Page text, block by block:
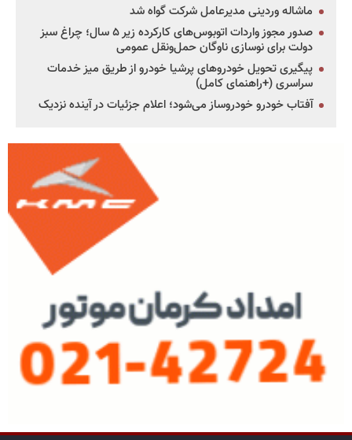
ماشاله وردینی مدیرعامل شرکت گواه شد
صدور مجوز واردات اتوبوس‌های کارکرده زیر ۵ سال؛ چراغ سبز
دولت برای نوسازی ناوگان حمل‌ونقل عمومی
پیگیری تحویل خودروهای پرشیا خودرو از طریق میز خدمات
سراسری (+راهنمای کامل)
آفتاب خودرو خودروساز می‌شود؛ اعلام جزئیات در آینده نزدیک